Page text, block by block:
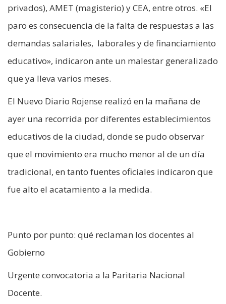
privados), AMET (magisterio) y CEA, entre otros. «El
paro es consecuencia de la falta de respuestas a las
demandas salariales, laborales y de financiamiento
educativo», indicaron ante un malestar generalizado
que ya lleva varios meses.
El Nuevo Diario Rojense realizó en la mañana de
ayer una recorrida por diferentes establecimientos
educativos de la ciudad, donde se pudo observar
que el movimiento era mucho menor al de un día
tradicional, en tanto fuentes oficiales indicaron que
fue alto el acatamiento a la medida.
Punto por punto: qué reclaman los docentes al
Gobierno
Urgente convocatoria a la Paritaria Nacional
Docente.